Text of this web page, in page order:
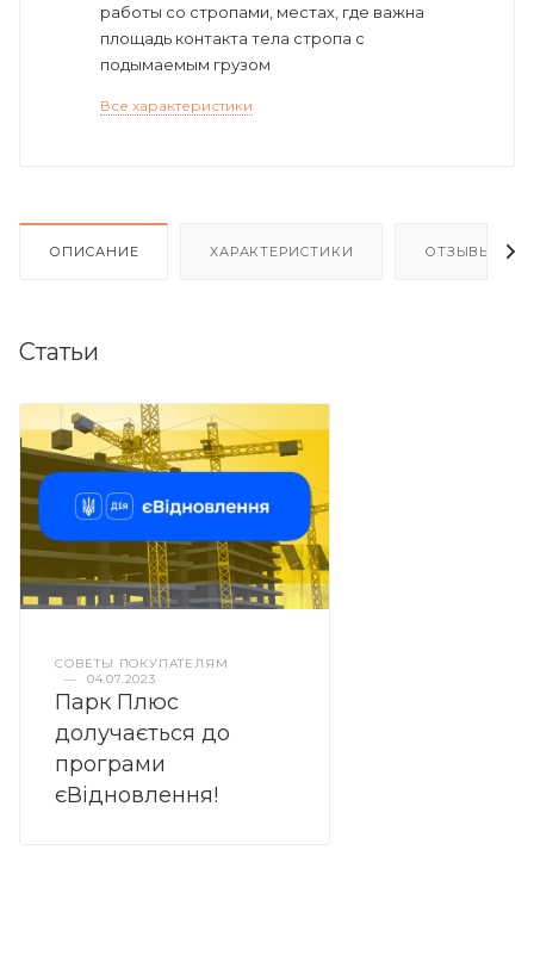
работы со стропами, местах, где важна
площадь контакта тела стропа с
подымаемым грузом
Все характеристики
ОПИСАНИЕ ХАРАКТЕРИСТИКИ ОТЗЫВЫ
Статьи
СОВЕТЫ ПОКУПАТЕЛЯМ
—
04.07.2023
Парк Плюс
долучається до
програми
єВідновлення!